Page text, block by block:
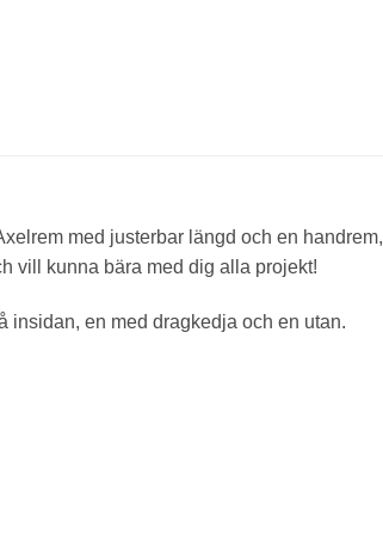
med justerbar längd och en handrem,
vill kunna bära med dig alla projekt!
insidan, en med dragkedja och en utan.